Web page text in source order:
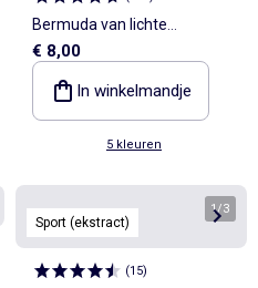
Bermuda van lichte
joggingstof
€ 8,00
In winkelmandje
5 kleuren
Sport (ekstract)
1/3
(15)